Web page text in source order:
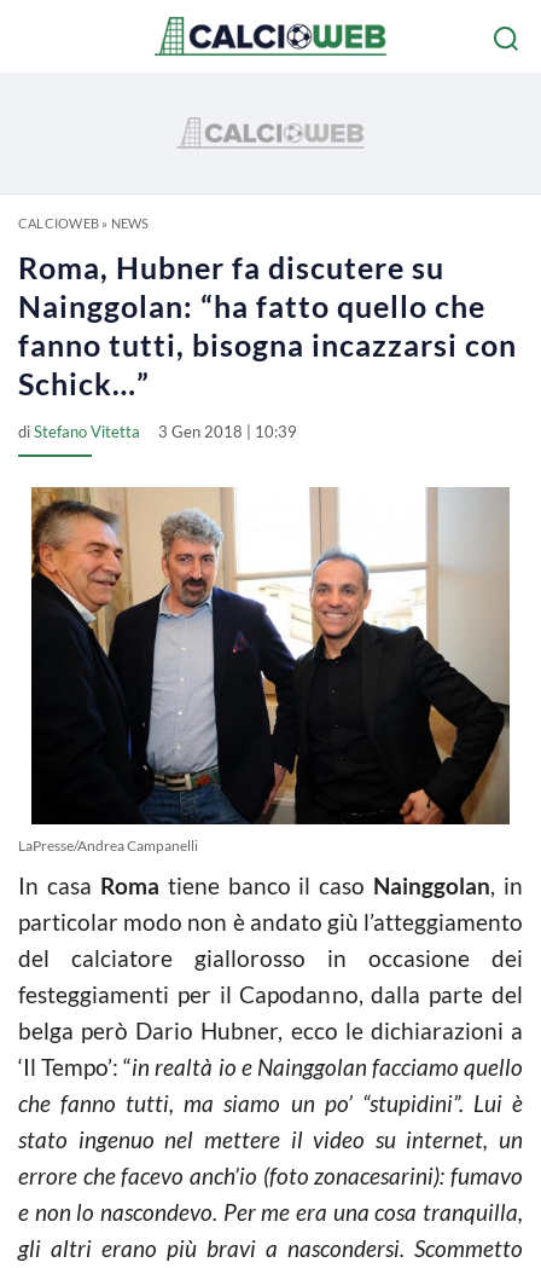
CALCIOWEB» NEWS
Roma, Hubner fa discutere su
Nainggolan: “ha fatto quello che
fanno tutti, bisogna incazzarsi con
Schick…”
diStefano Vitetta 3 Gen 2018 | 10:39
LaPresse/Andrea Campanelli
In casa Roma tiene banco il caso Nainggolan, in
particolar modo non è andato giù l’atteggiamento
del calciatore giallorosso in occasione dei
festeggiamenti per il Capodanno, dalla parte del
belga però Dario Hubner, ecco le dichiarazioni a
‘Il Tempo’: “in realtà io e Nainggolan facciamo quello
che fanno tutti, ma siamo un po’ “stupidini”. Lui è
stato ingenuo nel mettere il video su internet, un
errore che facevo anch’io (foto zonacesarini): fumavo
e non lo nascondevo. Per me era una cosa tranquilla,
gli altri erano più bravi a nascondersi. Scommetto